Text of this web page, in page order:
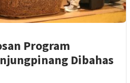
Program
Dibahas